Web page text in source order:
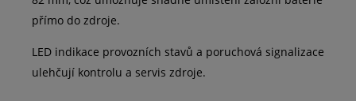
přímo do zdroje.
LED indikace provozních stavů a poruchová signalizace
ulehčují kontrolu a servis zdroje.